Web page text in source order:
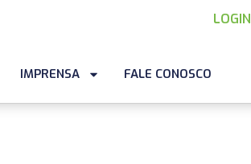
LOGIN
IMPRENSA FALE CONOSCO